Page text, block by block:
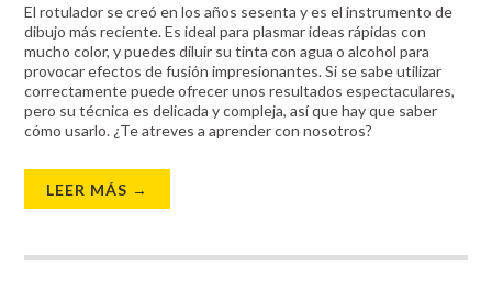
El rotulador se creó en los años sesenta y es el instrumento de
dibujo más reciente. Es ideal para plasmar ideas rápidas con
mucho color, y puedes diluir su tinta con agua o alcohol para
provocar efectos de fusión impresionantes. Si se sabe utilizar
correctamente puede ofrecer unos resultados espectaculares,
pero su técnica es delicada y compleja, así que hay que saber
cómo usarlo. ¿Te atreves a aprender con nosotros?
LEER MÁS →